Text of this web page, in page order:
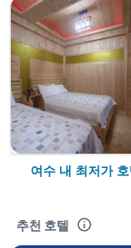
여수 내 최저가
추천 호텔